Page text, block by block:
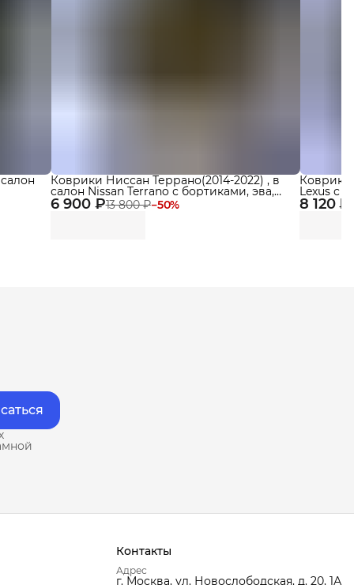
6 900 ₽13 800 ₽−50%
Коврики Ниссан Террано(2014-2022) , в
салон Nissan Terrano с бортиками, эва,
eva 8 120 ₽
Коврики
Lexus с
Контакты
Адрес
г. Москва, ул. Новослободская, д. 20, 1А